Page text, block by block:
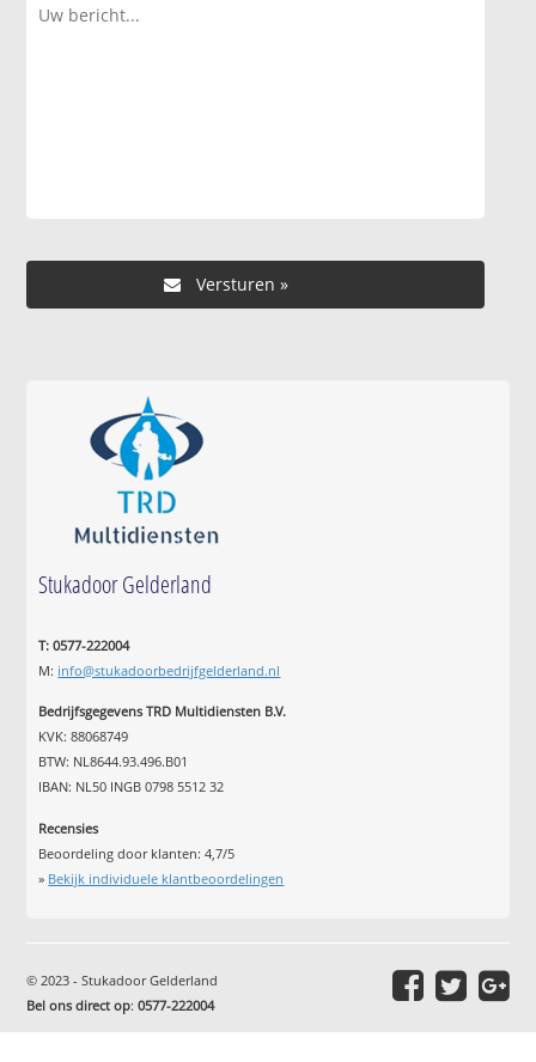
Stukadoor Gelderland
T: 0577-222004
M: info@stukadoorbedrijfgelderland.nl
Bedrijfsgegevens TRD Multidiensten B.V.
KVK: 88068749
BTW: NL8644.93.496.B01
IBAN: NL50 INGB 0798 5512 32
Recensies
Beoordeling door klanten:4,7/5
» Bekijk individuele klantbeoordelingen
© 2023 - Stukadoor Gelderland
Bel ons direct op:0577-222004